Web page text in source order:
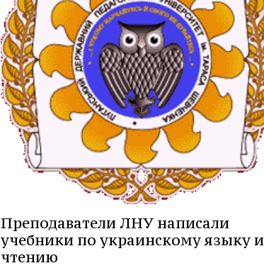
Преподаватели ЛНУ написали
учебники по украинскому языку и
чтению